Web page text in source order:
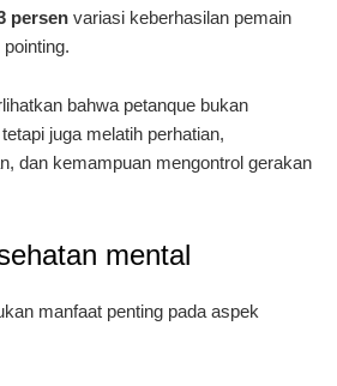
persen variasi keberhasilan pemain
bahwa petanque bukan
juga melatih perhatian,
dan kemampuan mengontrol gerakan
mental
manfaat penting pada aspek